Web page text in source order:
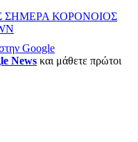
ΣΗΜΕΡΑ ΚΟΡΟΝΟΙΟΣ
Google
News και μάθετε πρώτοι